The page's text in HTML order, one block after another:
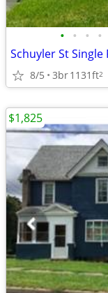
• • • •
Schuyler St Single
8/5 3br1131ft2
$1,825